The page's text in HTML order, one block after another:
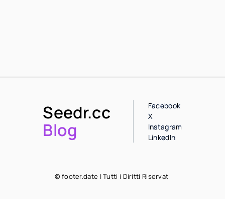
Seedr.cc
Blog
Facebook
X
Instagram
LinkedIn
© footer.date | Tutti i Diritti Riservati